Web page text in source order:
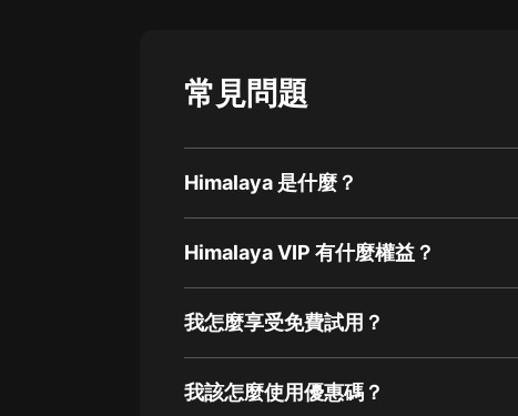
常見問題
Himalaya 是什麼？
Himalaya VIP 有什麼權益？
我怎麼享受免費試用？
我該怎麼使用優惠碼？